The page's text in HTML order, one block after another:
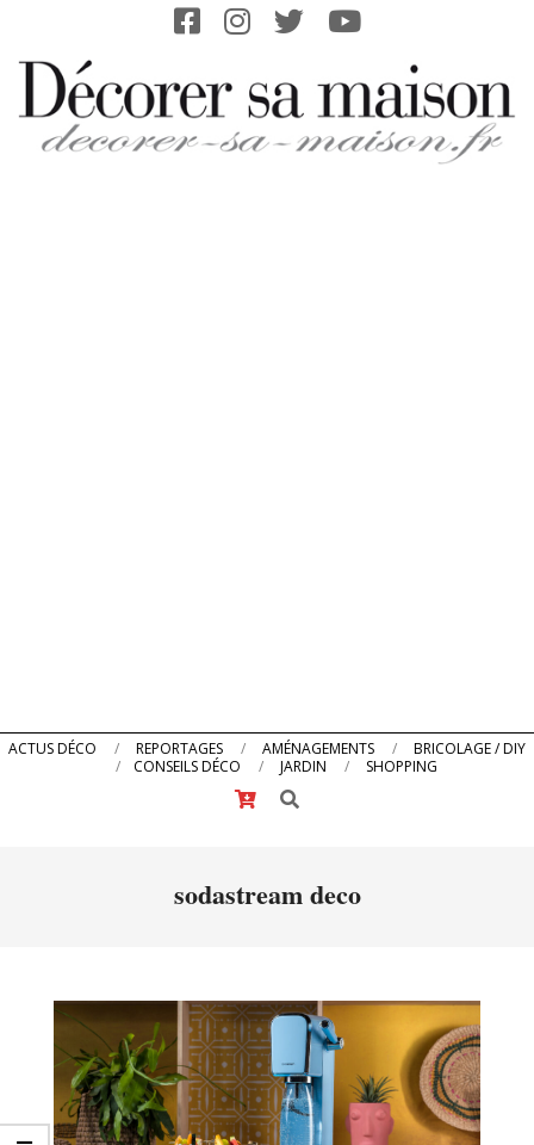
content
Primary
ACTUS DÉCO REPORTAGES AMÉNAGEMENTS
BRICOLAGE / DIY
CONSEILS DÉCO
JARDIN
SHOPPING
Search
sodastream deco